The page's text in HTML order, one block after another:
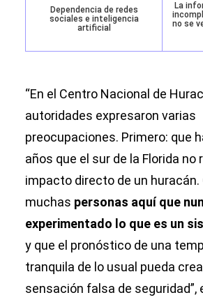
Dependencia de redes
sociales e inteligencia
artificial
La
no se
“En el Centro Nacional de
autoridades expresaron varias
preocupaciones. Primero: que
años que el sur de la Florida no
impacto directo de un huracán.
muchas personas aquí que
experimentado lo que es un
y que el pronóstico de una
tranquila de lo usual pueda
sensación falsa de seguridad”,